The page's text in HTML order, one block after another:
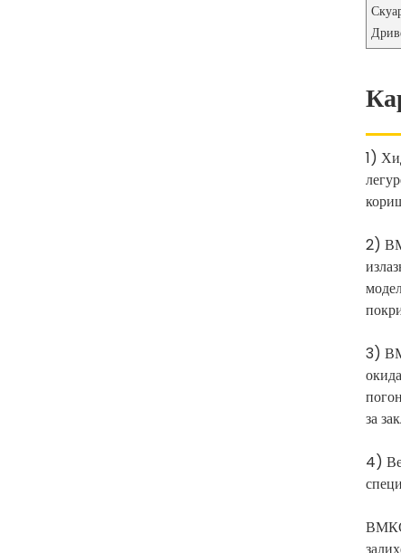
1)
2)
3)
за
4)